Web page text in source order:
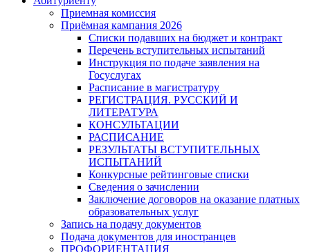
Приемная комиссия
Приёмная кампания 2026
Списки подавших на бюджет и контракт
Перечень вступительных испытаний
Инструкция по подаче заявления на
Госуслугах
Расписание в магистратуру
РЕГИСТРАЦИЯ. РУССКИЙ И
ЛИТЕРАТУРА
КОНСУЛЬТАЦИИ
РАСПИСАНИЕ
РЕЗУЛЬТАТЫ ВСТУПИТЕЛЬНЫХ
ИСПЫТАНИЙ
Конкурсные рейтинговые списки
Сведения о зачислении
Заключение договоров на оказание платных
образовательных услуг
Запись на подачу документов
Подача документов для иностранцев
ПРОФОРИЕНТАЦИЯ